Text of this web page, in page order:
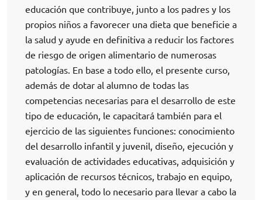
educación que contribuye, junto a los padres y los
propios niños a favorecer una dieta que beneficie a
la salud y ayude en definitiva a reducir los factores
de riesgo de origen alimentario de numerosas
patologías. En base a todo ello, el presente curso,
además de dotar al alumno de todas las
competencias necesarias para el desarrollo de este
tipo de educación, le capacitará también para el
ejercicio de las siguientes funciones: conocimiento
del desarrollo infantil y juvenil, diseño, ejecución y
evaluación de actividades educativas, adquisición y
aplicación de recursos técnicos, trabajo en equipo,
y en general, todo lo necesario para llevar a cabo la